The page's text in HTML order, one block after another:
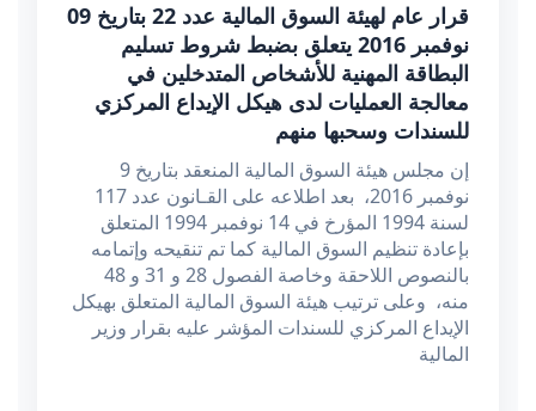
قرار عام لهيئة السوق المالية عدد 22 بتاريخ 09
نوفمبر 2016 يتعلق بضبط شروط تسليم
البطاقة المهنية للأشخاص المتدخلين في
معالجة العمليات لدى هيكل الإيداع المركزي
للسندات وسحبها منهم
إن مجلس هيئة السوق المالية المنعقد بتاريخ 9
نوفمبر 2016، بعد اطلاعه على القـانون عدد 117
لسنة 1994 المؤرخ في 14 نوفمبر 1994 المتعلق
بإعادة تنظيم السوق المالية كما تم تنقيحه وإتمامه
بالنصوص اللاحقة وخاصة الفصول 28 و 31 و 48
منه، وعلى ترتيب هيئة السوق المالية المتعلق بهيكل
الإيداع المركزي للسندات المؤشر عليه بقرار وزير
المالية